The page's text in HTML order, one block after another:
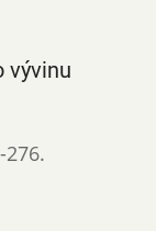
vývinu
276.